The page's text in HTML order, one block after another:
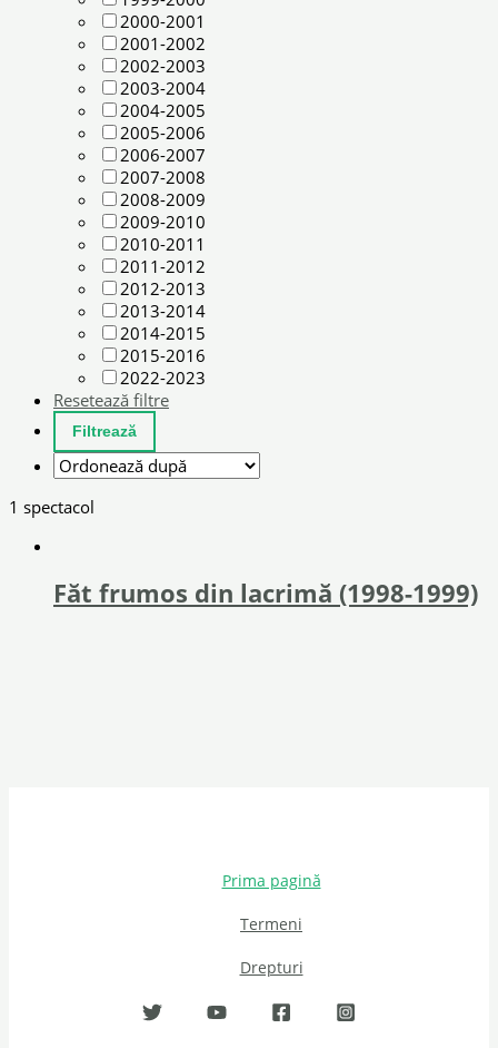
2000-2001
2001-2002
2002-2003
2003-2004
2004-2005
2005-2006
2006-2007
2007-2008
2008-2009
2009-2010
2010-2011
2011-2012
2012-2013
2013-2014
2014-2015
2015-2016
2022-2023
Resetează filtre
1 spectacol
Făt frumos din lacrimă (1998-1999)
Prima pagină
Termeni
Drepturi